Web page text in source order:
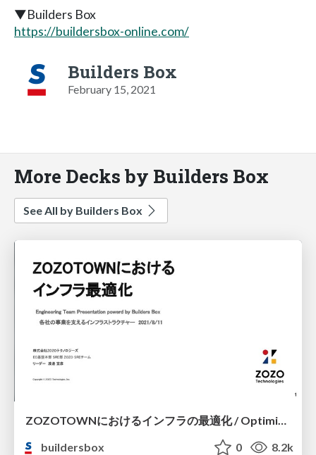
▼Builders Box
https://buildersbox-online.com/
Builders Box
February 15, 2021
More Decks by Builders Box
See All by Builders Box
ZOZOTOWNにおけるインフラの最適化 / Optimization of infrastructure in ZOZOTOWN
buildersbox
0 8.2k